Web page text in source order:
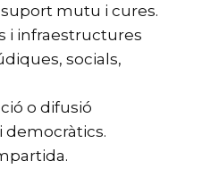
mutu i cures.
i infraestructures
socials,
o difusió
democràtics.